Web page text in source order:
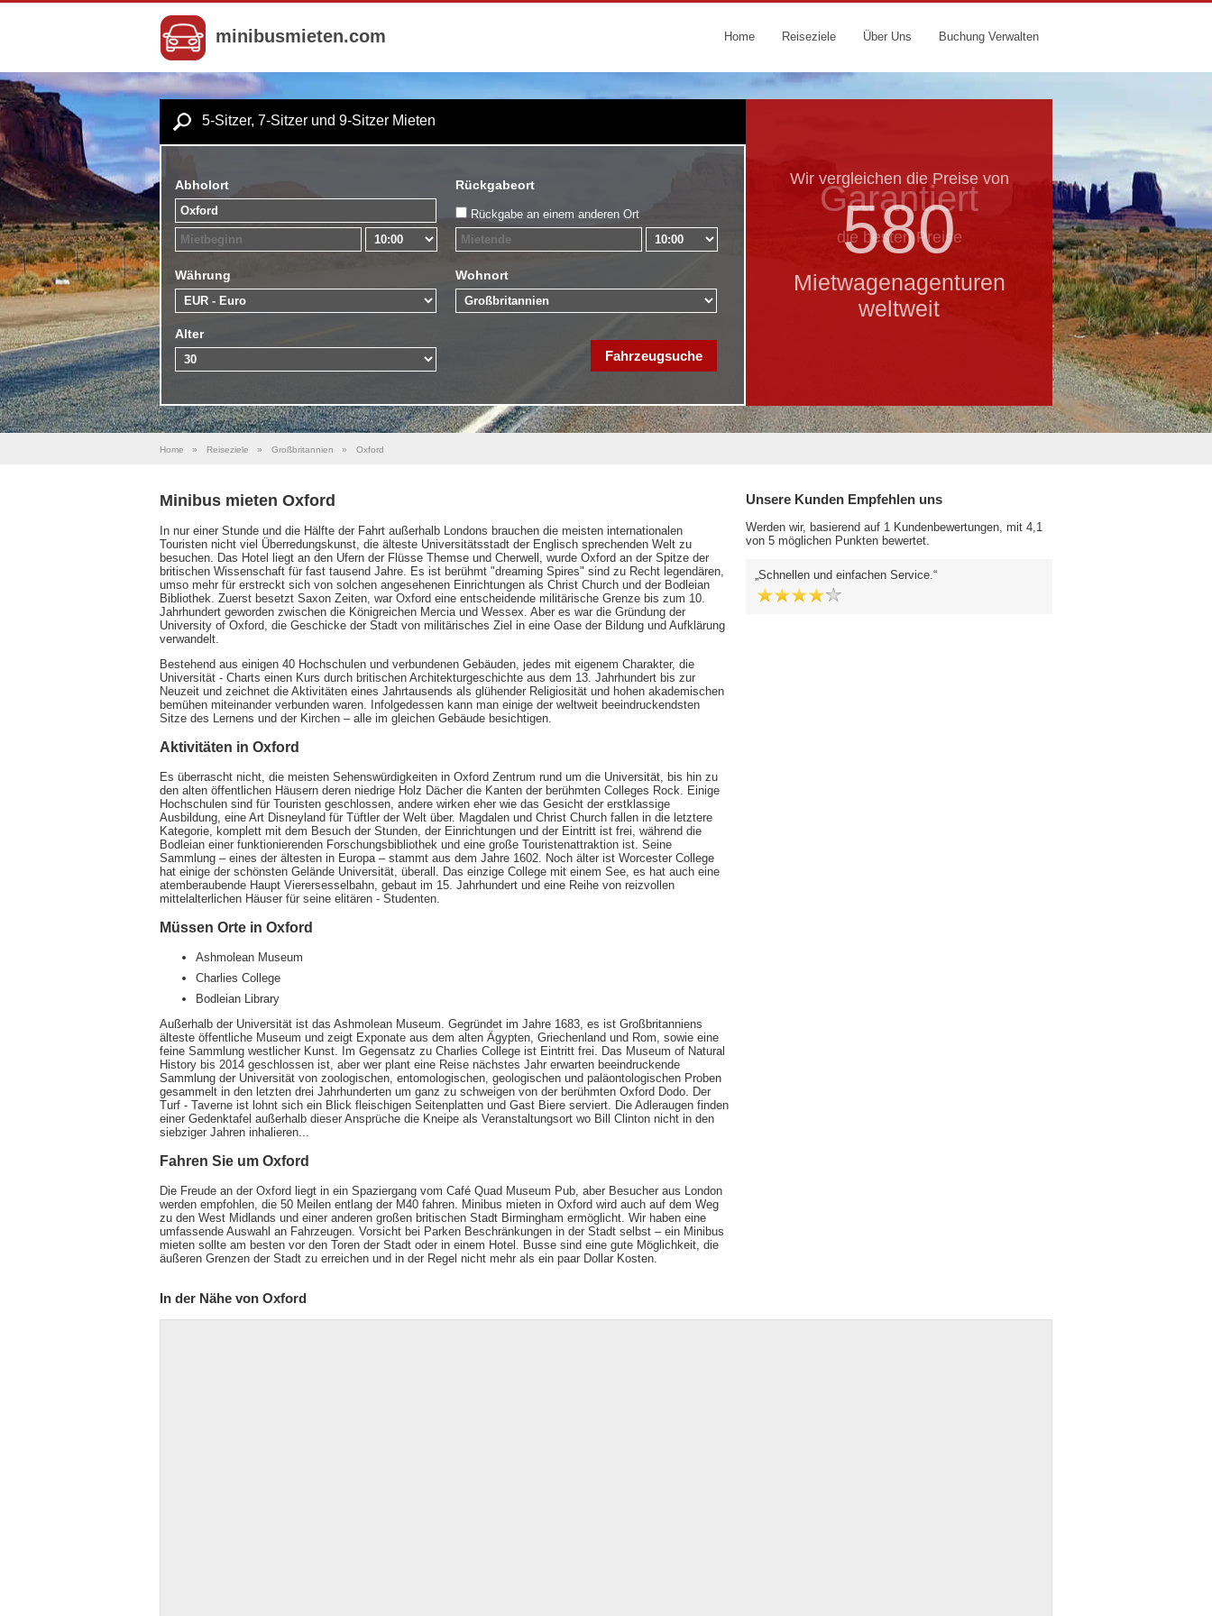
minibusmieten.com Home Reiseziele Über Uns Buchung Verwalten
5-Sitzer, 7-Sitzer und 9-Sitzer Mieten
Abholort Rückgabeort
Rückgabe an einem anderen Ort
Währung Wohnort
Alter
Wir vergleichen die Preise von
580
Mietwagenagenturen
weltweit
Garantiert
die besten Preise
Home » Reiseziele » Großbritannien » Oxford
Minibus mieten Oxford
In nur einer Stunde und die Hälfte der Fahrt außerhalb Londons brauchen die meisten internationalen
Touristen nicht viel Überredungskunst, die älteste Universitätsstadt der Englisch sprechenden Welt zu
besuchen. Das Hotel liegt an den Ufern der Flüsse Themse und Cherwell, wurde Oxford an der Spitze der
britischen Wissenschaft für fast tausend Jahre. Es ist berühmt "dreaming Spires" sind zu Recht legendären,
umso mehr für erstreckt sich von solchen angesehenen Einrichtungen als Christ Church und der Bodleian
Bibliothek. Zuerst besetzt Saxon Zeiten, war Oxford eine entscheidende militärische Grenze bis zum 10.
Jahrhundert geworden zwischen die Königreichen Mercia und Wessex. Aber es war die Gründung der
University of Oxford, die Geschicke der Stadt von militärisches Ziel in eine Oase der Bildung und Aufklärung
verwandelt.
Bestehend aus einigen 40 Hochschulen und verbundenen Gebäuden, jedes mit eigenem Charakter, die
Universität - Charts einen Kurs durch britischen Architekturgeschichte aus dem 13. Jahrhundert bis zur
Neuzeit und zeichnet die Aktivitäten eines Jahrtausends als glühender Religiosität und hohen akademischen
bemühen miteinander verbunden waren. Infolgedessen kann man einige der weltweit beeindruckendsten
Sitze des Lernens und der Kirchen – alle im gleichen Gebäude besichtigen.
Aktivitäten in Oxford
Es überrascht nicht, die meisten Sehenswürdigkeiten in Oxford Zentrum rund um die Universität, bis hin zu
den alten öffentlichen Häusern deren niedrige Holz Dächer die Kanten der berühmten Colleges Rock. Einige
Hochschulen sind für Touristen geschlossen, andere wirken eher wie das Gesicht der erstklassige
Ausbildung, eine Art Disneyland für Tüftler der Welt über. Magdalen und Christ Church fallen in die letztere
Kategorie, komplett mit dem Besuch der Stunden, der Einrichtungen und der Eintritt ist frei, während die
Bodleian einer funktionierenden Forschungsbibliothek und eine große Touristenattraktion ist. Seine
Sammlung – eines der ältesten in Europa – stammt aus dem Jahre 1602. Noch älter ist Worcester College
hat einige der schönsten Gelände Universität, überall. Das einzige College mit einem See, es hat auch eine
atemberaubende Haupt Vierersesselbahn, gebaut im 15. Jahrhundert und eine Reihe von reizvollen
mittelalterlichen Häuser für seine elitären - Studenten.
Müssen Orte in Oxford
Ashmolean Museum
Charlies College
Bodleian Library
Außerhalb der Universität ist das Ashmolean Museum. Gegründet im Jahre 1683, es ist Großbritanniens
älteste öffentliche Museum und zeigt Exponate aus dem alten Ägypten, Griechenland und Rom, sowie eine
feine Sammlung westlicher Kunst. Im Gegensatz zu Charlies College ist Eintritt frei. Das Museum of Natural
History bis 2014 geschlossen ist, aber wer plant eine Reise nächstes Jahr erwarten beeindruckende
Sammlung der Universität von zoologischen, entomologischen, geologischen und paläontologischen Proben
gesammelt in den letzten drei Jahrhunderten um ganz zu schweigen von der berühmten Oxford Dodo. Der
Turf - Taverne ist lohnt sich ein Blick fleischigen Seitenplatten und Gast Biere serviert. Die Adleraugen finden
einer Gedenktafel außerhalb dieser Ansprüche die Kneipe als Veranstaltungsort wo Bill Clinton nicht in den
siebziger Jahren inhalieren...
Fahren Sie um Oxford
Die Freude an der Oxford liegt in ein Spaziergang vom Café Quad Museum Pub, aber Besucher aus London
werden empfohlen, die 50 Meilen entlang der M40 fahren. Minibus mieten in Oxford wird auch auf dem Weg
zu den West Midlands und einer anderen großen britischen Stadt Birmingham ermöglicht. Wir haben eine
umfassende Auswahl an Fahrzeugen. Vorsicht bei Parken Beschränkungen in der Stadt selbst – ein Minibus
mieten sollte am besten vor den Toren der Stadt oder in einem Hotel. Busse sind eine gute Möglichkeit, die
äußeren Grenzen der Stadt zu erreichen und in der Regel nicht mehr als ein paar Dollar Kosten.
Unsere Kunden Empfehlen uns
Werden wir, basierend auf 1 Kundenbewertungen, mit 4,1
von 5 möglichen Punkten bewertet.
Schnellen und einfachen Service.
In der Nähe von Oxford